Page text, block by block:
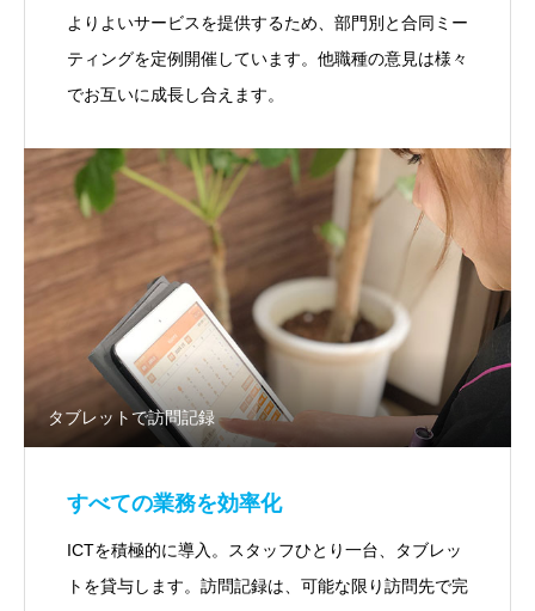
よりよいサービスを提供するため、部門別と合同ミー
ティングを定例開催しています。他職種の意見は様々
でお互いに成長し合えます。
タブレットで訪問記録
すべての業務を効率化
ICTを積極的に導入。スタッフひとり一台、タブレッ
トを貸与します。訪問記録は、可能な限り訪問先で完